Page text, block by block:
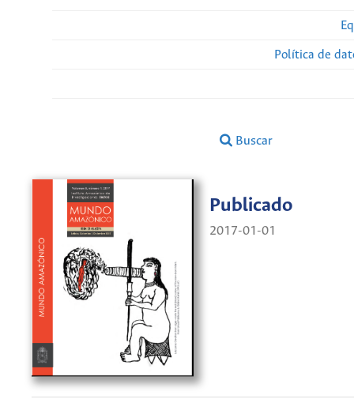
Política de
Buscar
Publicado
2017-01-01